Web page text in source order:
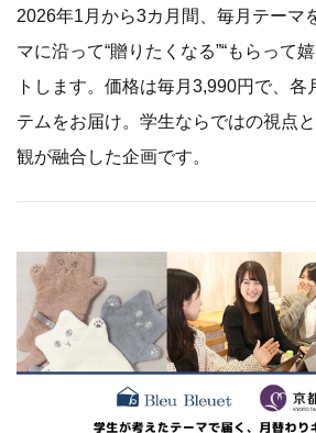
2026年1月から3カ月間、毎月テーマ
マに沿って“贈りたくなる”“もらって
トします。価格は毎月3,990円で、各
テムをお届け。学生ならではの視点
観が融合した企画です。